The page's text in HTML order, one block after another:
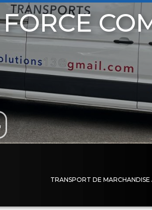
TRANSPORT DE